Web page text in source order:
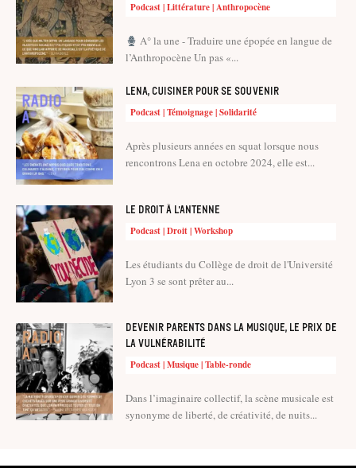
Podcast | Littérature | Anthropocène
A° la une - Traduire une épopée en langue de
l’Anthropocène Un pas «...
Lena, cuisiner pour se souvenir
Podcast | Témoignage | Solidarité
Après plusieurs années en squat lorsque nous
rencontrons Lena en octobre 2024, elle est...
Le droit à l’antenne
Podcast | Droit | Workshop
Les étudiants du Collège de droit de l'Université
Lyon 3 se sont prêter au...
Devenir parents dans la musique, le prix de
la vulnérabilité
Podcast | Musique | Table-ronde
Dans l’imaginaire collectif, la scène musicale est
synonyme de liberté, de créativité, de nuits...